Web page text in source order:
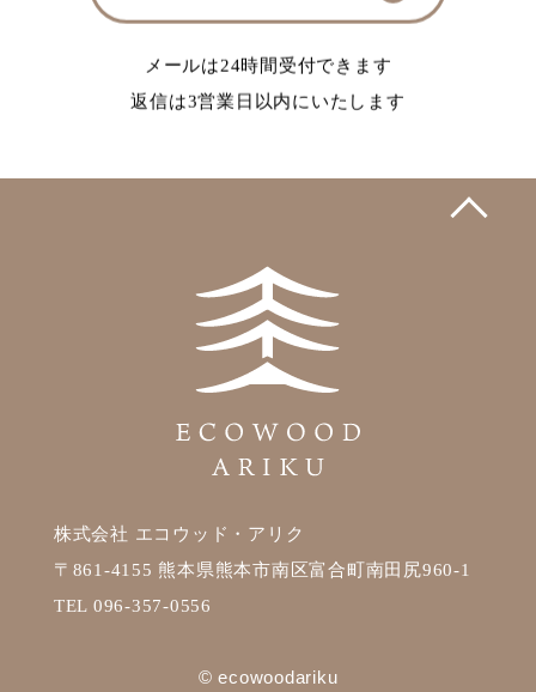
メールは24時間受付できます
返信は3営業日以内にいたします
株式会社 エコウッド・アリク
〒861-4155 熊本県熊本市南区富合町南田尻960-1
TEL 096-357-0556
© ecowoodariku